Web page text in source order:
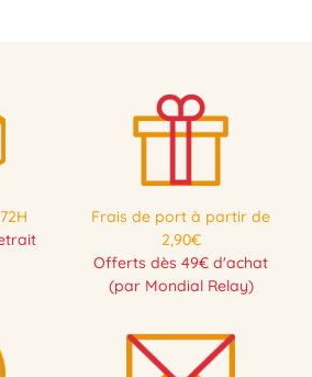
Frais de port à partir de
2,90€
Offerts dès 49€ d'achat
(par Mondial Relay)